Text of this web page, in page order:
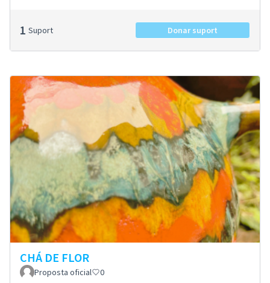
1 Suport Donar suport
CHÁ DE FLOR
Proposta oficial 0